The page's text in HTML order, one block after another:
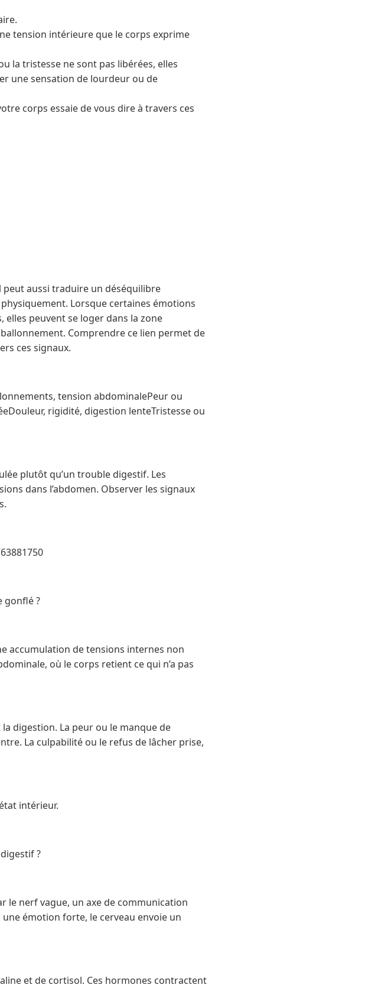
tension intérieure que le corps exprime
la tristesse ne sont pas libérées, elles
une sensation de lourdeur ou de
corps essaie de vous dire à travers ces
peut aussi traduire un déséquilibre
Lorsque certaines émotions
elles peuvent se loger dans la zone
Comprendre ce lien permet de
ces signaux.
tension abdominalePeur ou
rigidité, digestion lenteTristesse ou
plutôt qu’un trouble digestif. Les
dans l’abdomen. Observer les signaux
gonflé ?
accumulation de tensions internes non
où le corps retient ce qui n’a pas
digestion. La peur ou le manque de
La culpabilité ou le refus de lâcher prise,
intérieur.
?
le nerf vague, un axe de communication
émotion forte, le cerveau envoie un
et de cortisol. Ces hormones contractent